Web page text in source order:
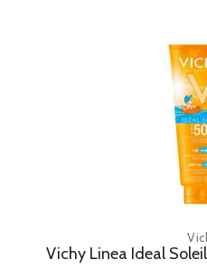
Vichy Linea Ideal